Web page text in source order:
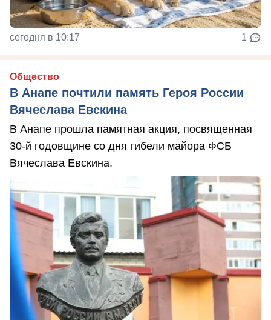
сегодня в 10:17 1
Общество
В Анапе почтили память Героя России
Вячеслава Евскина
В Анапе прошла памятная акция, посвященная
30-й годовщине со дня гибели майора ФСБ
Вячеслава Евскина.